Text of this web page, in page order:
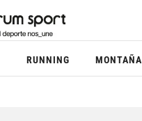
RUNNING MONTAÑA